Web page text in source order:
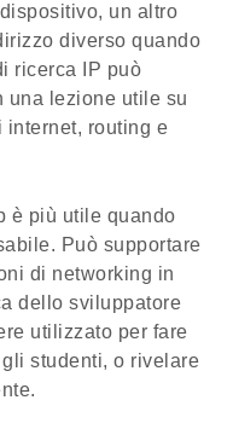
un altro
diverso quando
ricerca IP può
una lezione utile su
routing e
è più utile quando
Può supportare
di networking in
dello sviluppatore
utilizzato per fare
studenti, o rivelare